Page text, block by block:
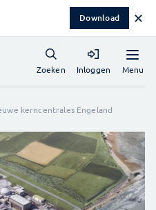
Download ✕
Menu
Zoeken Inloggen
kerncentrales Engeland